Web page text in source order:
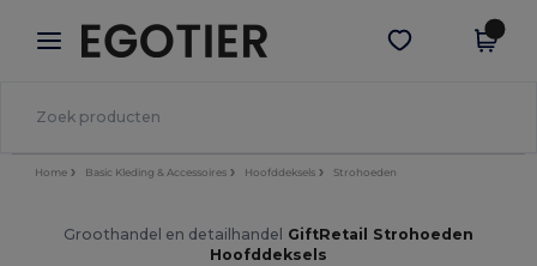
× Egotier-app
Betere prijzen in de app!
Download app
Home Basic Kleding & Accessoires Hoofddeksels Strohoeden
Groothandel en detailhandel GiftRetail Strohoeden
Hoofddeksels